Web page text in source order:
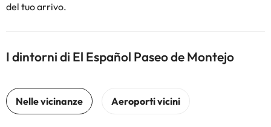
del tuo arrivo.
I dintorni di El Español Paseo de Montejo